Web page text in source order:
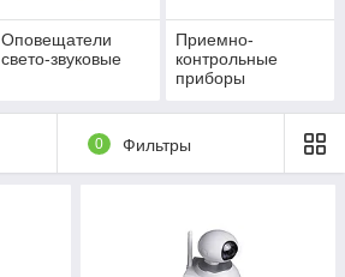
Оповещатели
свето-звуковые
Приемно-
контрольные
приборы
0 Фильтры